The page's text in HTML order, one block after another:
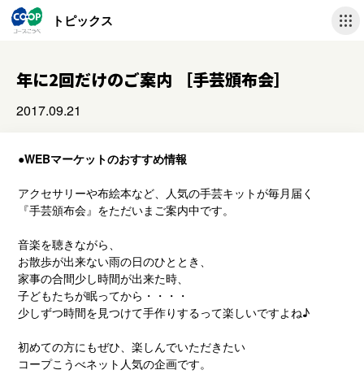
トピックス
年に2回だけのご案内 ［手芸頒布会］
2017.09.21
●WEBマーケットのおすすめ情報
アクセサリーや布絵本など、人気の手芸キットが毎月届く
『手芸頒布会』をただいまご案内中です。
音楽を聴きながら、
お散歩が出来ない雨の日のひととき、
家事の合間少し時間が出来た時、
子どもたちが眠ってから・・・・
少しずつ時間を見つけて手作りするって楽しいですよね♪
初めての方にもぜひ、楽しんでいただきたい
コープこうべネット人気の企画です。